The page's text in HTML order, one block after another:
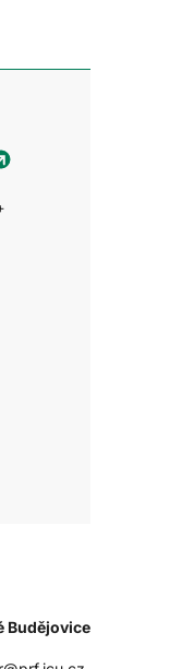
Budějovice